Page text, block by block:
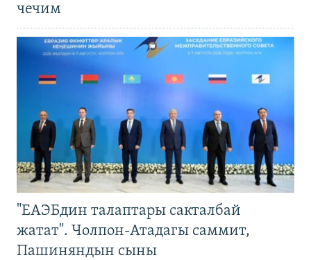
чечим
"ЕАЭБдин талаптары сакталбай
жатат". Чолпон-Атадагы саммит,
Пашиняндын сыны